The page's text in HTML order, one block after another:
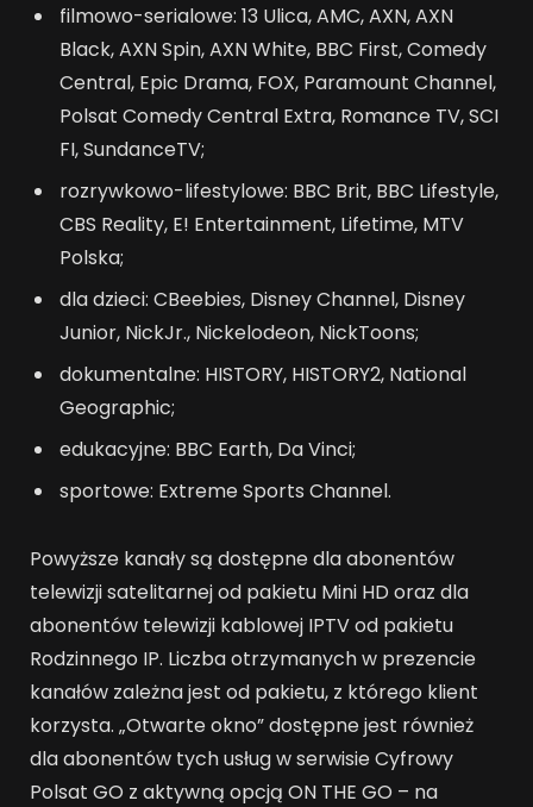
filmowo-serialowe: 13 Ulica, AMC, AXN, AXN
Black, AXN Spin, AXN White, BBC First, Comedy
Central, Epic Drama, FOX, Paramount Channel,
Polsat Comedy Central Extra, Romance TV, SCI
FI, SundanceTV;
rozrywkowo-lifestylowe: BBC Brit, BBC Lifestyle,
CBS Reality, E! Entertainment, Lifetime, MTV
Polska;
dla dzieci: CBeebies, Disney Channel, Disney
Junior, NickJr., Nickelodeon, NickToons;
dokumentalne: HISTORY, HISTORY2, National
Geographic;
edukacyjne: BBC Earth, Da Vinci;
sportowe: Extreme Sports Channel.
Powyższe kanały są dostępne dla abonentów
telewizji satelitarnej od pakietu Mini HD oraz dla
abonentów telewizji kablowej IPTV od pakietu
Rodzinnego IP. Liczba otrzymanych w prezencie
kanałów zależna jest od pakietu, z którego klient
korzysta. „Otwarte okno” dostępne jest również
dla abonentów tych usług w serwisie Cyfrowy
Polsat GO z aktywną opcją ON THE GO – na